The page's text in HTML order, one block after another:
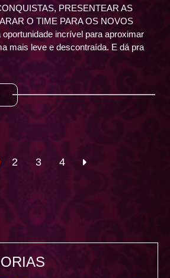
PRESENTEAR AS
O TIME PARA OS NOVOS
incrível para aproximar
mais leve e descontraída. E dá pra
2 3 4